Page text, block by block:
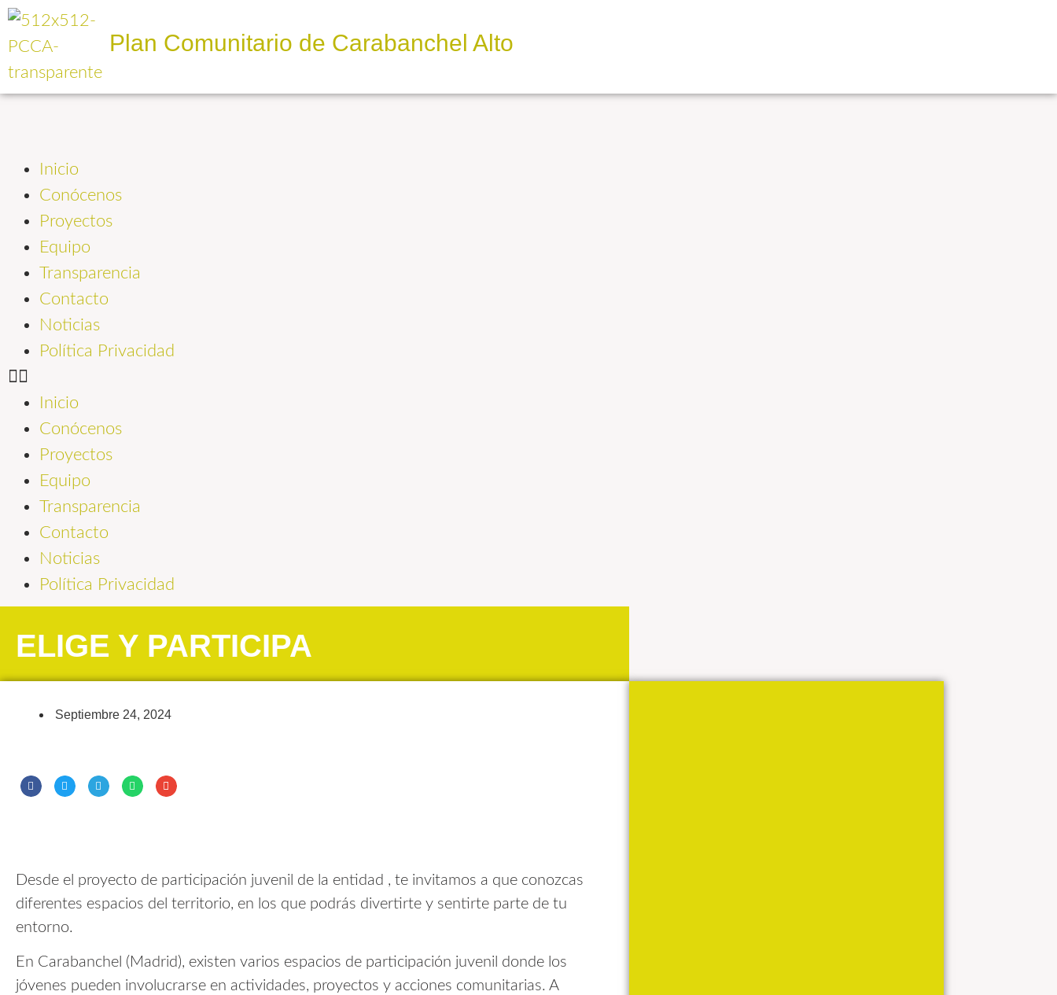
Plan Comunitario de Carabanchel Alto
Inicio
Conócenos
Proyectos
Equipo
Transparencia
Contacto
Noticias
Política Privacidad
Inicio
Conócenos
Proyectos
Equipo
Transparencia
Contacto
Noticias
Política Privacidad
ELIGE Y PARTICIPA
Septiembre 24, 2024
Desde el proyecto de participación juvenil de la entidad , te invitamos a que conozcas
diferentes espacios del territorio, en los que podrás divertirte y sentirte parte de tu
entorno.
En Carabanchel (Madrid), existen varios espacios de participación juvenil donde los
jóvenes pueden involucrarse en actividades, proyectos y acciones comunitarias. A